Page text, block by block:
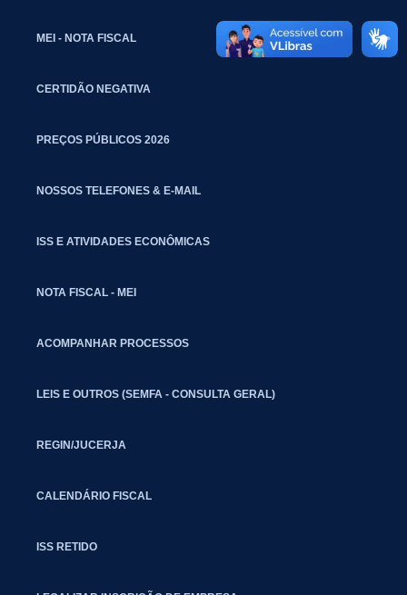
MEI - NOTA FISCAL
CERTIDÃO NEGATIVA
PREÇOS PÚBLICOS 2026
NOSSOS TELEFONES & E-MAIL
ISS E ATIVIDADES ECONÔMICAS
NOTA FISCAL - MEI
ACOMPANHAR PROCESSOS
LEIS E OUTROS (SEMFA - CONSULTA GERAL)
REGIN/JUCERJA
CALENDÁRIO FISCAL
ISS RETIDO